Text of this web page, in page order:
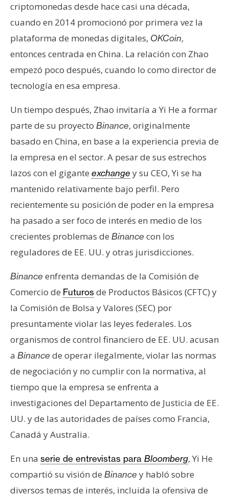
t
a
s
d
e
P
r
n
s
a
T
e
m
s
e
c
r
s
o
s
C
o
n
t
a
t
o
y
criptomonedas desde hace casi una década,
cuando en 2014 promocionó por primera vez la
plataforma de monedas digitales, OKCoin,
entonces centrada en China. La relación con Zhao
empezó poco después, cuando lo como director de
tecnología en esa empresa.
Un tiempo después, Zhao invitaría a Yi He a formar
parte de su proyecto Binance, originalmente
basado en China, en base a la experiencia previa de
la empresa en el sector. A pesar de sus estrechos
lazos con el gigante exchange y su CEO, Yi se ha
mantenido relativamente bajo perfil. Pero
recientemente su posición de poder en la empresa
ha pasado a ser foco de interés en medio de los
crecientes problemas de Binance con los
reguladores de EE. UU. y otras jurisdicciones.
Binance enfrenta demandas de la Comisión de
Comercio de Futurosde Productos Básicos (CFTC) y
la Comisión de Bolsa y Valores (SEC) por
presuntamente violar las leyes federales. Los
organismos de control financiero de EE. UU. acusan
a Binance de operar ilegalmente, violar las normas
de negociación y no cumplir con la normativa, al
tiempo que la empresa se enfrenta a
investigaciones del Departamento de Justicia de EE.
UU. y de las autoridades de países como Francia,
Canadá y Australia.
En una serie de entrevistas para Bloomberg, Yi He
compartió su visión de Binance y habló sobre
diversos temas de interés, incluida la ofensiva de